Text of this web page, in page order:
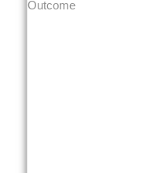
Outcome